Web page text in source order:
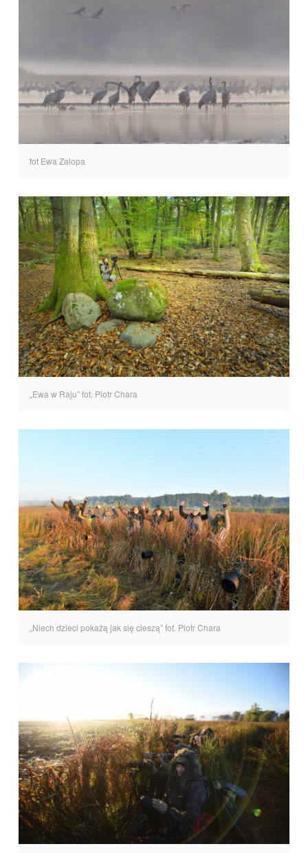
fot Ewa Zalopa
„Ewa w Raju” fot. Piotr Chara
„Niech dzieci pokażą jak się cieszą” fot. Piotr Chara